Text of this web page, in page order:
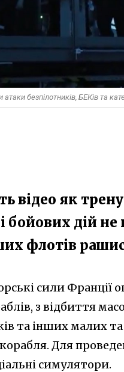
безпілотників, БЕКів та
відео як
бойових дій
флотів
сили Франції
з відбиття
та інших малих
корабля. Для
симулятори.